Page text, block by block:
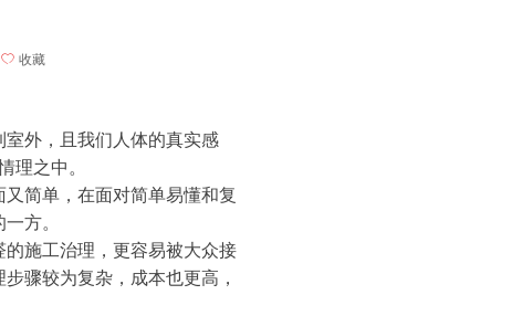
外，且我们人体的真实感
理之中。
简单，在面对简单易懂和复
方。
施工治理，更容易被大众接
骤较为复杂，成本也更高，
ꄀ 收藏